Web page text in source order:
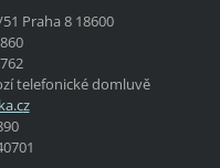
Praha 818600
telefonické domluvě
z